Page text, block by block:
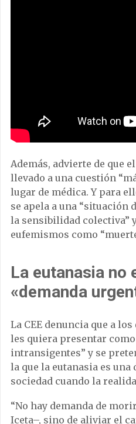
Además, advierte de que
llevado a una cuestión
lugar de médica. Y para
se apela a una “situación
la sensibilidad colectiva”
eufemismos como
La eutanasia no
«demanda
La CEE denuncia que a
les quiera presentar
intransigentes” y se
la que la eutanasia es una
sociedad cuando la
“No hay demanda de
Iceta–, sino de aliviar el